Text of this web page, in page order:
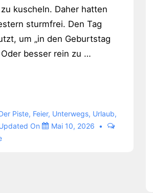
kuscheln. Daher hatten
sturmfrei. Den Tag
um „in den Geburtstag
Oder besser rein zu …
Piste, Feier, Unterwegs, Urlaub,
On
Mai 10, 2026